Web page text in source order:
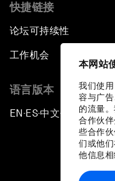
本网站
我们使
容与广
的流量
合作伙
些合作
们或他
他信息相
快捷链接
论坛可持续性
工作机会
语言版本
EN ▪ES▪中文▪ 日本語